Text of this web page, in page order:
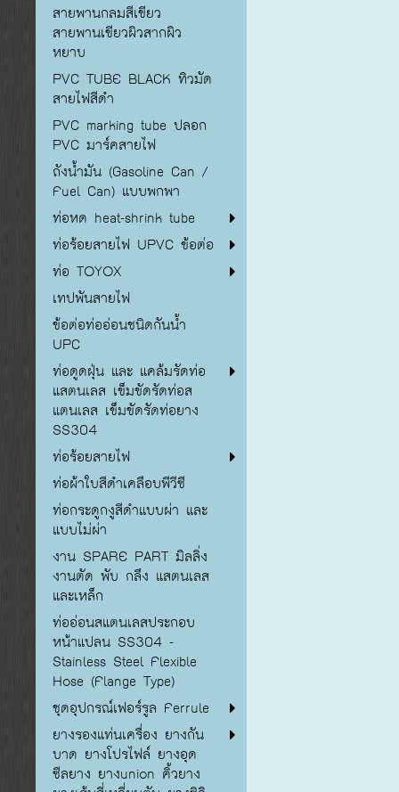
สายพานกลมสีเขียว
สายพานเขียวผิวสากผิว
หยาบ
PVC TUBE BLACK ทิวมัด
สายไฟสีดำ
PVC marking tube ปลอก
PVC มาร์คสายไฟ
ถังน้ำมัน (Gasoline Can /
Fuel Can) แบบพกพา
ท่อหด heat-shrink tube
ท่อร้อยสายไฟ UPVC ข้อต่อ
ท่อ TOYOX
เทปพันสายไฟ
ข้อต่อท่ออ่อนชนิดกันน้ำ
UPC
ท่อดูดฝุ่น และ แคล้มรัดท่อ
แสตนเลส เข็มขัดรัดท่อส
แตนเลส เข็มขัดรัดท่อยาง
SS304
ท่อร้อยสายไฟ
ท่อผ้าใบสีดำเคลือบพีวีซี
ท่อกระดูกงูสีดำแบบผ่า และ
แบบไม่ผ่า
งาน SPARE PART มิลลิ่ง
งานตัด พับ กลึง แสตนเลส
และเหล็ก
ท่ออ่อนสแตนเลสประกอบ
หน้าแปลน SS304 -
Stainless Steel Flexible
Hose (Flange Type)
ชุดอุปกรณ์เฟอร์รูล Ferrule
ยางรองแท่นเครื่อง ยางกัน
บาด ยางโปรไฟล์ ยางอุด
ซีลยาง ยางunion คิ้วยาง